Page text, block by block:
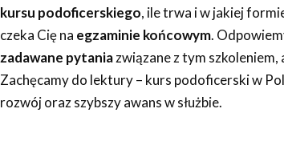
kursu podoficerskiego, ile trwa i w jakiej
czeka Cię na egzaminie końcowym.
zadawane pytaniazwiązane z tym
Zachęcamy do lektury – kurs podoficerski w
rozwój oraz szybszy awans w służbie.